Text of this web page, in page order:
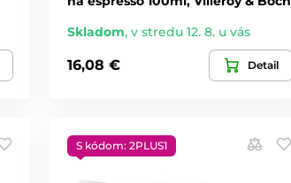
Skladom, v stredu 12. 8. u vás
16,08 € Detail
S kódom: 2PLUS1